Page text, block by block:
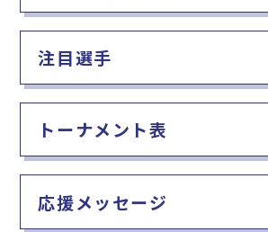
注目選手
トーナメント表
応援メッセージ